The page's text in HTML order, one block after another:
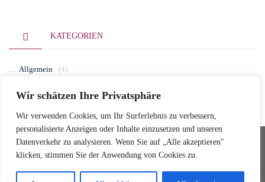
Wir schätzen Ihre Privatsphäre
Wir verwenden Cookies, um Ihr Surferlebnis zu verbessern,
personalisierte Anzeigen oder Inhalte einzusetzen und unseren
Datenverkehr zu analysieren. Wenn Sie auf „Alle akzeptieren"
klicken, stimmen Sie der Anwendung von Cookies zu.
KATEGORIEN
Allgemein (4)
Ballettschule Wedemark
© 2025 Ballettschule Wedemark